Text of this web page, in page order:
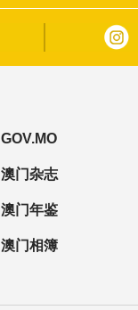
GOV.MO
澳门杂志
澳门年鉴
澳门相簿